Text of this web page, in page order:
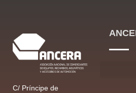
C/ Príncipe de